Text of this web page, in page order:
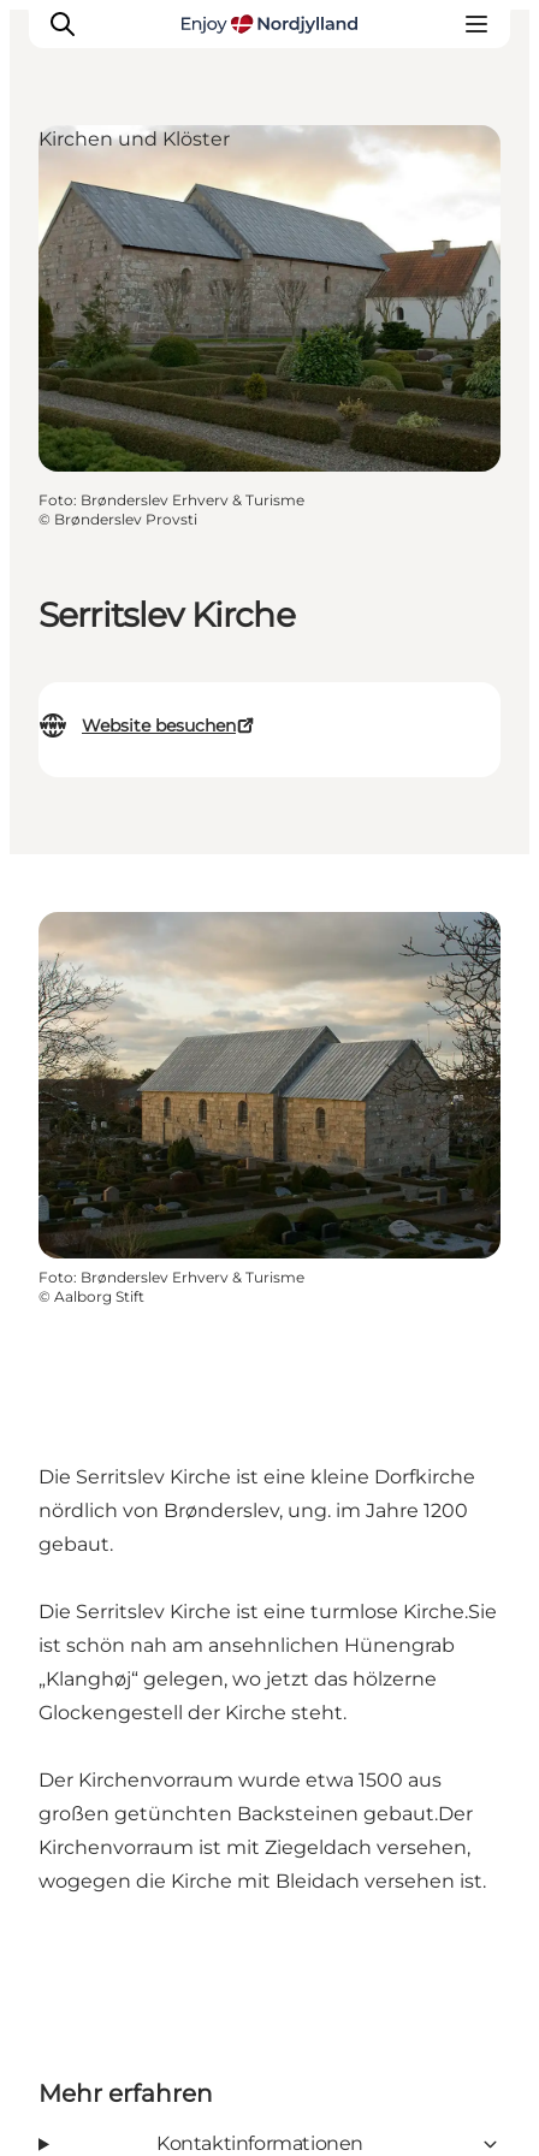
Erlebnisse
Reiseplanung
Destinationen
Guides
Veranstaltungen
Für Kinder
Serritslev Kirche
Website besuchen
Kirchen und Klöster
Foto: Brønderslev Erhverv & Turisme
© Brønderslev Provsti
Foto: Brønderslev Erhverv & Turisme
© Aalborg Stift
Die Serritslev Kirche ist eine kleine Dorfkirche
nördlich von Brønderslev, ung. im Jahre 1200
gebaut.
Die Serritslev Kirche ist eine turmlose Kirche.Sie
ist schön nah am ansehnlichen Hünengrab
„Klanghøj“ gelegen, wo jetzt das hölzerne
Glockengestell der Kirche steht.
Der Kirchenvorraum wurde etwa 1500 aus
großen getünchten Backsteinen gebaut.Der
Kirchenvorraum ist mit Ziegeldach versehen,
wogegen die Kirche mit Bleidach versehen ist.
Mehr erfahren
Kontaktinformationen